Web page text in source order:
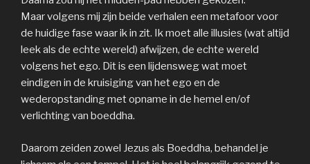
Maar volgens mij zijn beide verhalen een metafoor voor
de huidige fase waar ik in zit. Ik moet alle illusies (wat altijd
leek als de echte wereld) afwijzen, de echte wereld
volgens het ego. Dit is een lijdensweg wat moet
eindigen in de kruisiging van het ego en de
wederopstanding met opname in de hemel en/of
verlichting van boeddha.
Daarom zeiden zowel Jezus als Boeddha, behandel je